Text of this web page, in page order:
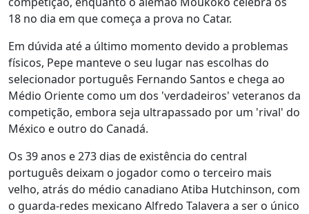
18 no dia em que começa a prova no Catar.
Em dúvida até a último momento devido a problemas
físicos, Pepe manteve o seu lugar nas escolhas do
selecionador português Fernando Santos e chega ao
Médio Oriente como um dos 'verdadeiros' veteranos da
competição, embora seja ultrapassado por um 'rival' do
México e outro do Canadá.
Os 39 anos e 273 dias de existência do central
português deixam o jogador como o terceiro mais
velho, atrás do médio canadiano Atiba Hutchinson, com
o guarda-redes mexicano Alfredo Talavera a ser o único